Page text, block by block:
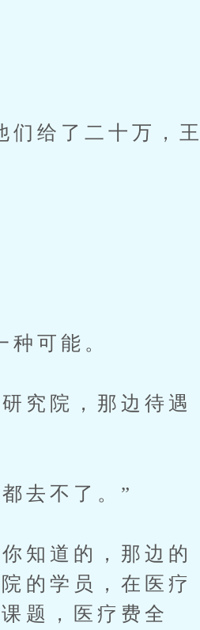
给了二十万，王
可能。
究院，那边待遇
去不了。”
知道的，那边的
的学员，在医疗
题，医疗费全